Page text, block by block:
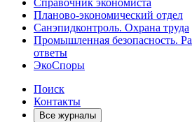
Справочник экономиста
Планово-экономический отдел
Санэпидконтроль. Охрана труда
Промышленная безопасность.
ответы
ЭкоСпоры
Поиск
Контакты
Все журналы